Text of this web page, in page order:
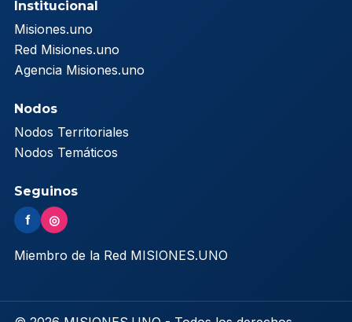
Institucional
Misiones.uno
Red Misiones.uno
Agencia Misiones.uno
Nodos
Nodos Territoriales
Nodos Temáticos
Seguinos
f ◎
Miembro de la Red MISIONES.UNO